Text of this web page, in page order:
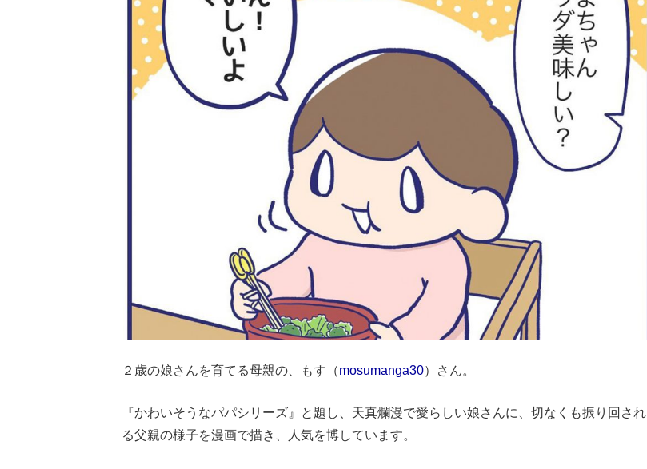
２歳の娘さんを育てる母親の、もす（mosumanga30）さん。
『かわいそうなパパシリーズ』と題し、天真爛漫で愛らしい娘さんに、切なくも振り回され
る父親の様子を漫画で描き、人気を博しています。